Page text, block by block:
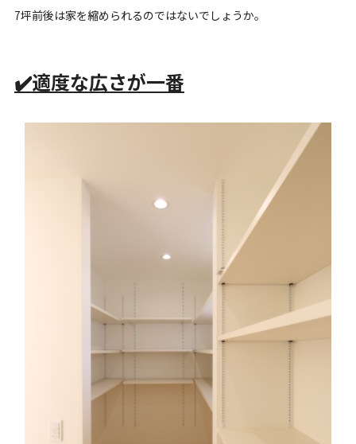
7坪前後は家を縮められるのではないでしょうか。
✔️適度な広さが一番